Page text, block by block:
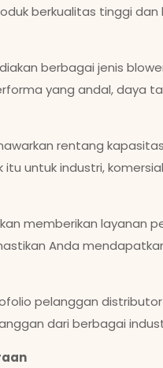
berkualitas tinggi dan
berbagai jenis
yang andal, daya
rentang
itu untuk industri,
memberikan layanan
Anda
pelanggan
dari berbagai